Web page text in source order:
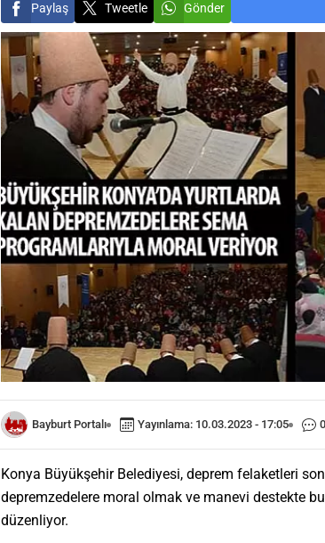
Paylaş Tweetle Gönder
Bayburt Portalı Yayınlama: 10.03.2023 - 17:05 0
Konya Büyükşehir Belediyesi, deprem felaketleri
depremzedelere moral olmak ve manevi destekte
düzenliyor.